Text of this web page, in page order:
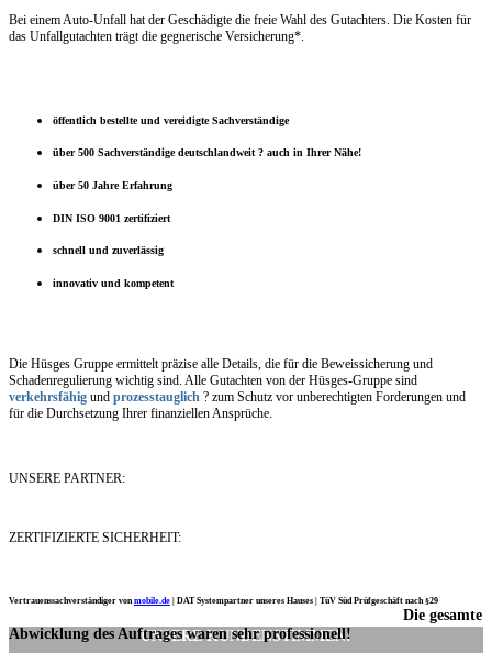
Bei einem Auto-Unfall hat der Geschädigte die freie Wahl des Gutachters. Die Kosten für
das Unfallgutachten trägt die gegnerische Versicherung*.
öffentlich bestellte und vereidigte Sachverständige
über 500 Sachverständige deutschlandweit ? auch in Ihrer Nähe!
über 50 Jahre Erfahrung
DIN ISO 9001 zertifiziert
schnell und zuverlässig
innovativ und kompetent
Die Hüsges Gruppe ermittelt präzise alle Details, die für die Beweissicherung und
Schadenregulierung wichtig sind. Alle Gutachten von der Hüsges-Gruppe sind
verkehrsfähig und prozesstauglich ? zum Schutz vor unberechtigten Forderungen und
für die Durchsetzung Ihrer finanziellen Ansprüche.
UNSERE PARTNER:
ZERTIFIZIERTE SICHERHEIT:
Vertrauenssachverständiger vonmobile.de DAT Systempartner unseres Hauses | TüV Süd Prüfgeschäft nach §29
UNSERE KUNDENSTIMMEN:
Die gesamte
Abwicklung des Auftrages waren sehr professionell!